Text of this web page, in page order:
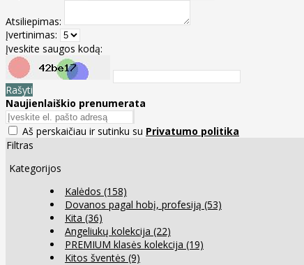
Atsiliepimas:
Įvertinimas:
Įveskite saugos kodą:
Rašyti
Naujienlaiškio prenumerata
Aš perskaičiau ir sutinku su Privatumo politika
Filtras
Kategorijos
Kalėdos (158)
Dovanos pagal hobį, profesiją (53)
Kita (36)
Angeliukų kolekcija (22)
PREMIUM klasės kolekcija (19)
Kitos šventės (9)